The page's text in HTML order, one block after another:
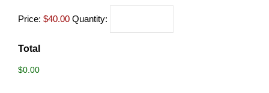
Price: $40.00 Quantity:
Total